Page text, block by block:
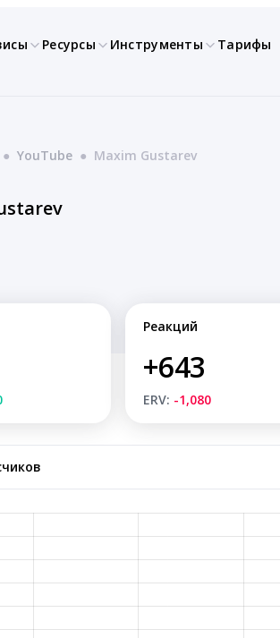
Ресурсы Инструменты Тарифы
● YouTube ● Maxim Gustarev
Реакций
+643
ERV: -1,080